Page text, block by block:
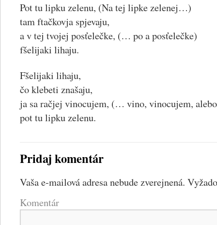
Pot tu lipku zelenu, (Na tej lipke zelenej…)
tam ftačkovja spjevaju,
a v tej tvojej posťelečke, (… po a posťelečke)
fšelijaki lihaju.
Fšelijaki lihaju,
čo klebeti znašaju,
ja sa račjej vinocujem, (… vino, vinocujem,
pot tu lipku zelenu.
Pridaj komentár
Vaša e-mailová adresa nebude zverejnená.
Komentár